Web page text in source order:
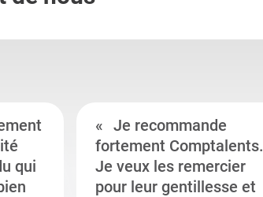
qui
Je recommande
fortement Comptalents.
Je veux les remercier
pour leur gentillesse et